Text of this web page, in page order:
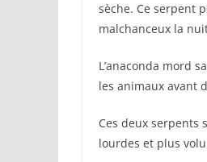
sèche. Ce serpent
malchanceux la
L’anaconda mord
les animaux avant
Ces deux serpents
lourdes et plus